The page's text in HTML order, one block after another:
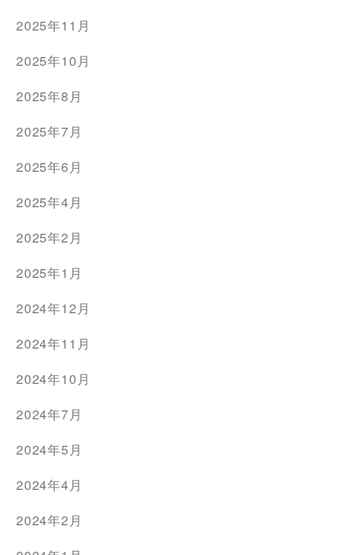
2025年11月
2025年10月
2025年8月
2025年7月
2025年6月
2025年4月
2025年2月
2025年1月
2024年12月
2024年11月
2024年10月
2024年7月
2024年5月
2024年4月
2024年2月